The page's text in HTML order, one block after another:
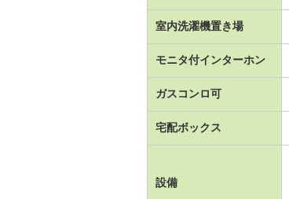
室内洗濯機置き場
モニタ付インターホン
ガスコンロ可
宅配ボックス
設備